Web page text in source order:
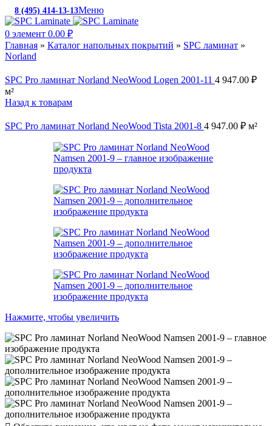
8 (495) 414-13-13Меню
0 элемент 0.00 ₽
Главная » Каталог напольных покрытий » SPC ламинат »
Norland
SPC Pro ламинат Norland NeoWood Logen 2001-11 4 947.00 ₽
м²
Назад к товарам
SPC Pro ламинат Norland NeoWood Tista 2001-8 4 947.00 ₽ м²
Нажмите, чтобы увеличить